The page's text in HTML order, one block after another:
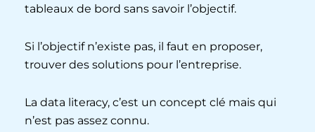
tableaux de bord sans savoir l’objectif.
Si l’objectif n’existe pas, il faut en proposer,
trouver des solutions pour l’entreprise.
La data literacy, c’est un concept clé mais qui
n’est pas assez connu.